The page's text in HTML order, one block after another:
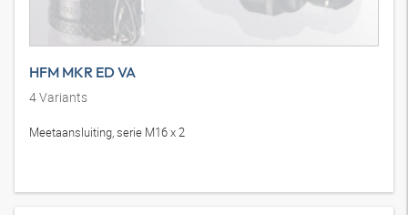
HFM MKR ED VA
4Variants
Meetaansluiting, serie M16 x 2